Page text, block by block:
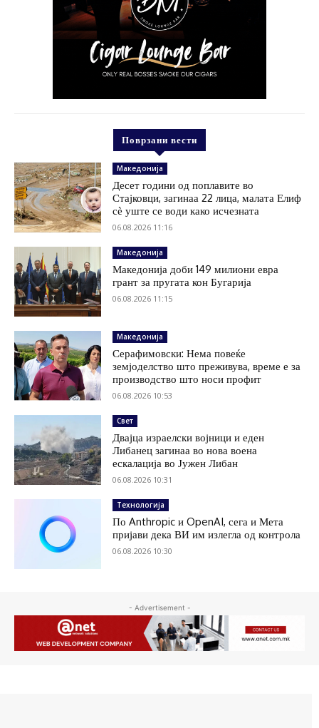
Поврзани вести
Македонија
Десет години од поплавите во
Стајковци, загинаа 22 лица, малата Елиф
сѐ уште се води како исчезната
06.08.2026 11:16
Македонија
Македонија доби 149 милиони евра
грант за пругата кон Бугарија
06.08.2026 11:15
Македонија
Серафимовски: Нема повеќе
земјоделство што преживува, време е за
производство што носи профит
06.08.2026 10:53
Свет
Двајца израелски војници и еден
Либанец загинаа во нова воена
ескалација во Јужен Либан
06.08.2026 10:31
Технологија
По Anthropic и OpenAI, сега и Мета
пријави дека ВИ им излегла од контрола
06.08.2026 10:30
- Advertisement -